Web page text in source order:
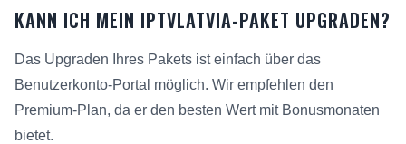
KANN ICH MEIN IPTVLATVIA-PAKET UPGRADEN?
Das Upgraden Ihres Pakets ist einfach über das
Benutzerkonto-Portal möglich. Wir empfehlen den
Premium-Plan, da er den besten Wert mit Bonusmonaten
bietet.